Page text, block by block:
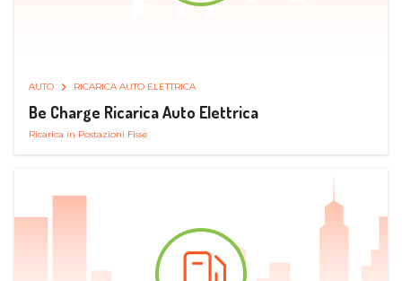
AUTO RICARICA AUTO ELETTRICA
Be Charge Ricarica Auto Elettrica
Ricarica in Postazioni Fisse